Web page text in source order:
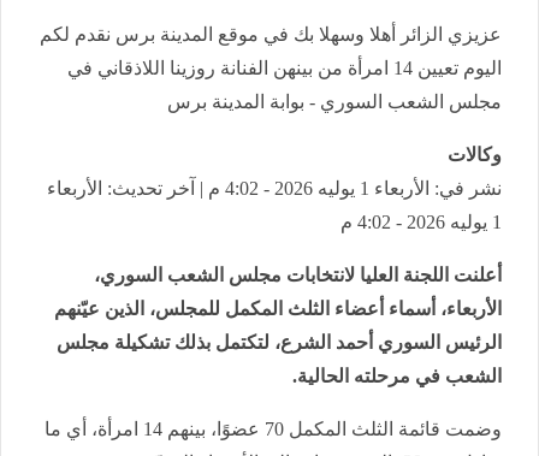
عزيزي الزائر أهلا وسهلا بك في موقع المدينة برس نقدم لكم
اليوم تعيين 14 امرأة من بينهن الفنانة روزينا اللاذقاني في
مجلس الشعب السوري - بوابة المدينة برس
وكالات
نشر في: الأربعاء 1 يوليه 2026 - 4:02 م | آخر تحديث: الأربعاء
1 يوليه 2026 - 4:02 م
أعلنت اللجنة العليا لانتخابات مجلس الشعب السوري،
الأربعاء، أسماء أعضاء الثلث المكمل للمجلس، الذين عيّنهم
الرئيس السوري أحمد الشرع، لتكتمل بذلك تشكيلة مجلس
الشعب في مرحلته الحالية.
وضمت قائمة الثلث المكمل 70 عضوًا، بينهم 14 امرأة، أي ما